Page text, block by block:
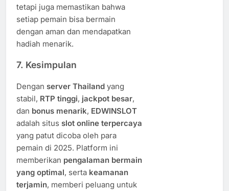
tetapi juga memastikan bahwa
setiap pemain bisa bermain
dengan aman dan mendapatkan
hadiah menarik.
7. Kesimpulan
Dengan server Thailand yang
stabil, RTP tinggi, jackpot besar,
dan bonus menarik, EDWINSLOT
adalah situs slot online terpercaya
yang patut dicoba oleh para
pemain di 2025. Platform ini
memberikan pengalaman bermain
yang optimal, serta keamanan
terjamin, memberi peluang untuk